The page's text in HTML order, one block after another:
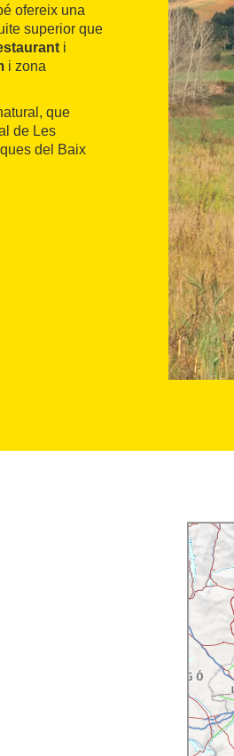
ofereix una
superior que
i
i zona
que
de Les
del Baix